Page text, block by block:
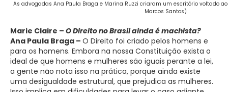
As advogadas Ana Paula Braga e Marina Ruzzi criaram um escritório voltado
Marcos Santos)
Marie Claire – O Direito no Brasil ainda é machista?
Ana Paula Braga – O Direito foi criado pelos homens e
para os homens. Embora na nossa Constituição exista o
ideal de que homens e mulheres são iguais perante a lei,
a gente não nota isso na prática, porque ainda existe
uma desigualdade estrutural, que prejudica as mulheres.